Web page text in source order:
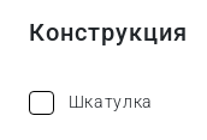
Конструкция
Шкатулка